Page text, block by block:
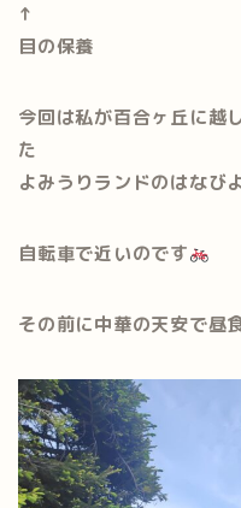
↑
目の保養
今回は私が百合ヶ丘に越
た
よみうりランドのはなび
自転車で近いのです
その前に中華の天安で昼